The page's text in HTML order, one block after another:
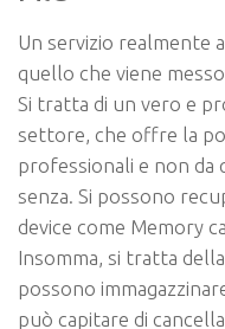
Un servizio realmente
quello che viene
Si tratta di un vero e
settore, che offre la
professionali e non da
senza. Si possono
device come Memory
Insomma, si tratta
possono
può capitare di